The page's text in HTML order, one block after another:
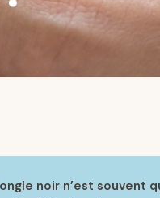
noir n’est souvent